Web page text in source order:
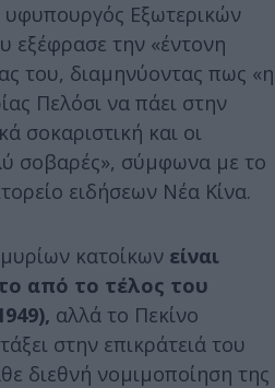
Εξωτερικών
εξέφρασε την «έντονη
του, διαμηνύοντας πως «η
Πελόσι να πάει στην
σοκαριστική και οι
σοβαρές», σύμφωνα με το
ειδήσεων Νέα Κίνα.
κατοίκων είναι
από το τέλος του
αλλά το Πεκίνο
στην επικράτειά του
διεθνή νομιμοποίηση της